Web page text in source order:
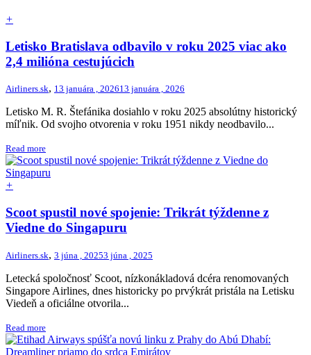
+
Letisko Bratislava odbavilo v roku 2025 viac ako
2,4 milióna cestujúcich
Airliners.sk, 13 januára , 202613 januára , 2026
Letisko M. R. Štefánika dosiahlo v roku 2025 absolútny historický
míľnik. Od svojho otvorenia v roku 1951 nikdy neodbavilo...
Read more
+
Scoot spustil nové spojenie: Trikrát týždenne z
Viedne do Singapuru
Airliners.sk, 3 júna , 20253 júna , 2025
Letecká spoločnosť Scoot, nízkonákladová dcéra renomovaných
Singapore Airlines, dnes historicky po prvýkrát pristála na Letisku
Viedeň a oficiálne otvorila...
Read more